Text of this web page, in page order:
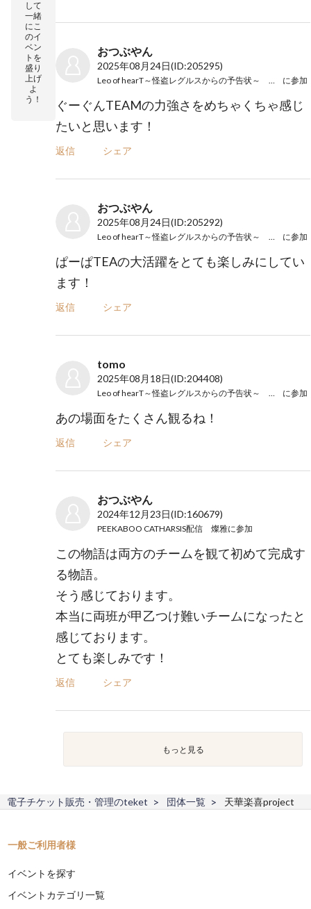
して
一緒
にこ
のイ
ベン
トを
盛り
上げ
よ
う！
おつぶやん
2025年08月24日(ID:205295)
に参加
ぐーぐんTEAMの力強さをめちゃくちゃ感じ
たいと思います！
返信 シェア
おつぶやん
2025年08月24日(ID:205292)
に参加
ぱーぱTEAの大活躍をとても楽しみにしてい
ます！
返信 シェア
tomo
2025年08月18日(ID:204408)
に参加
あの場面をたくさん観るね！
返信 シェア
おつぶやん
2024年12月23日(ID:160679)
PEEKABOO CATHARSIS配信 燦雅に参加
この物語は両方のチームを観て初めて完成す
る物語。
そう感じております。
本当に両班が甲乙つけ難いチームになったと
感じております。
とても楽しみです！
返信 シェア
もっと見る
電子チケット販売・管理のteket 団体一覧 天華楽喜project
一般ご利用者様
イベントを探す
イベントカテゴリ一覧